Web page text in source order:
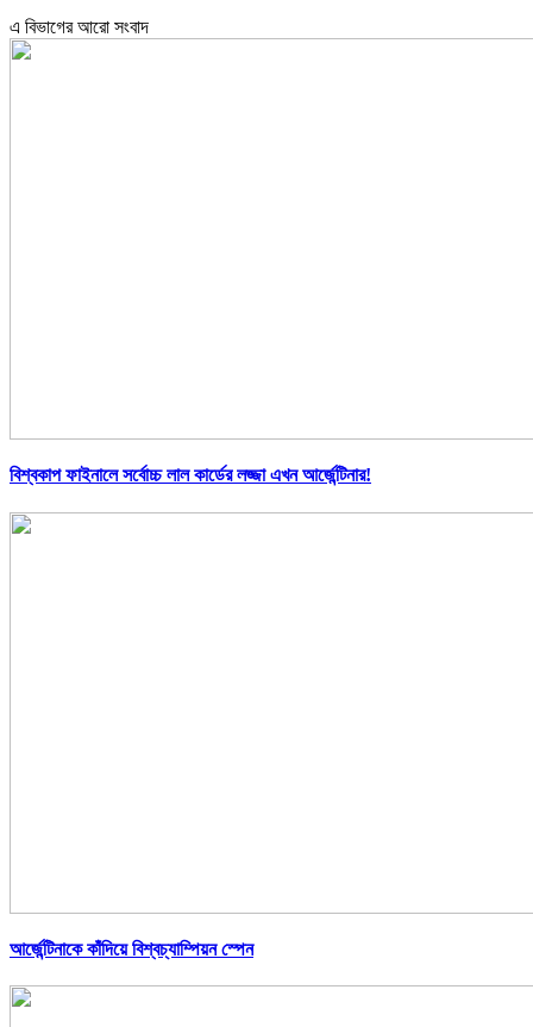
এ বিভাগের আরো সংবাদ
বিশ্বকাপ ফাইনালে সর্বোচ্চ লাল কার্ডের লজ্জা এখন আর্জেন্টিনার!
আর্জেন্টিনাকে কাঁদিয়ে বিশ্বচ্যাম্পিয়ন স্পেন